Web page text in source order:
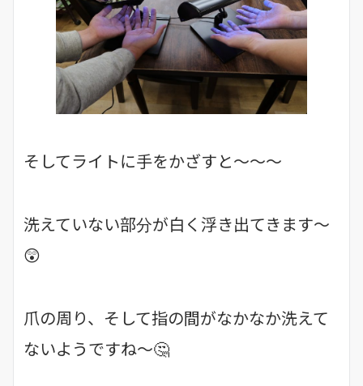
そしてライトに手をかざすと～～～
洗えていない部分が白く浮き出てきます～
😲
爪の周り、そして指の間がなかなか洗えて
ないようですね～🤔